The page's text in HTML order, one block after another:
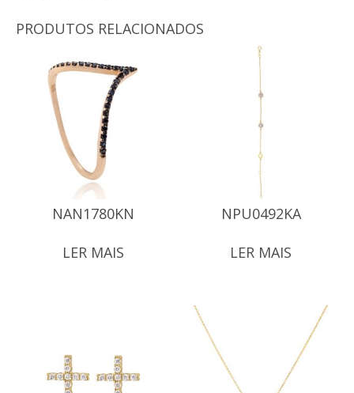
PRODUTOS RELACIONADOS
NAN1780KN
LER MAIS
NPU0492KA
LER MAIS